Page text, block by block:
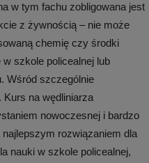
w tym fachu zobligowana jest
z żywnością – nie może
chemię czy środki
szkole policealnej lub
Wśród szczególnie
Kurs na wędliniarza
nowoczesnej i bardzo
rozwiązaniem dla
nauki w szkole policealnej,